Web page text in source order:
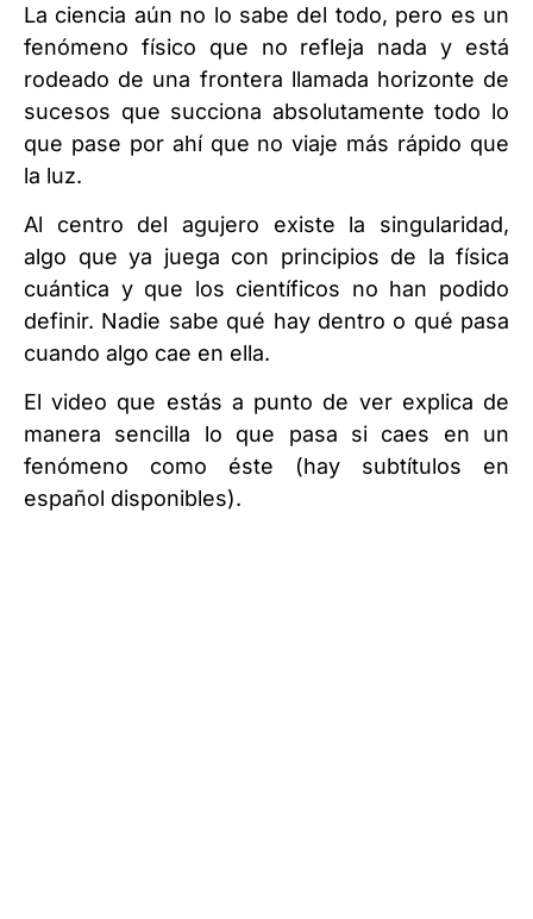
La ciencia aún no lo sabe del todo, pero es un
fenómeno físico que no refleja nada y está
rodeado de una frontera llamada horizonte de
sucesos que succiona absolutamente todo lo
que pase por ahí que no viaje más rápido que
la luz.
Al centro del agujero existe la
singularidad,
algo que ya juega con principios de la física
cuántica y que los científicos no han podido
definir. Nadie sabe qué hay dentro o qué pasa
cuando algo cae en ella.
El video que estás a punto de ver explica de
manera sencilla lo que pasa si caes en un
fenómeno como éste (hay subtítulos en
español disponibles).